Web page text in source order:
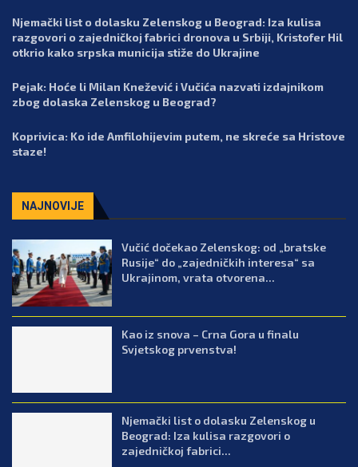
Njemački list o dolasku Zelenskog u Beograd: Iza kulisa
razgovori o zajedničkoj fabrici dronova u Srbiji, Kristofer Hil
otkrio kako srpska municija stiže do Ukrajine
Pejak: Hoće li Milan Knežević i Vučića nazvati izdajnikom
zbog dolaska Zelenskog u Beograd?
Koprivica: Ko ide Amfilohijevim putem, ne skreće sa Hristove
staze!
NAJNOVIJE
Vučić dočekao Zelenskog: od „bratske
Rusije“ do „zajedničkih interesa“ sa
Ukrajinom, vrata otvorena...
Kao iz snova – Crna Gora u finalu
Svjetskog prvenstva!
Njemački list o dolasku Zelenskog u
Beograd: Iza kulisa razgovori o
zajedničkoj fabrici...